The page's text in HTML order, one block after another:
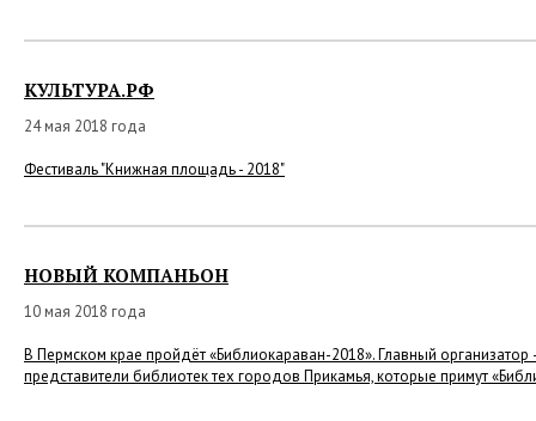
КУЛЬТУРА.РФ
24 мая 2018 года
Фестиваль "Книжная площадь - 2018"
НОВЫЙ КОМПАНЬОН
10 мая 2018 года
В Пермском крае пройдёт «Библиокараван-2018». Главный
представители библиотек тех городов Прикамья, которые примут